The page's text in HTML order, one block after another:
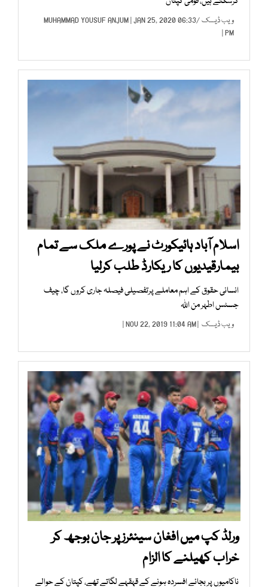
ویب ڈیسک/
MUHAMMAD YOUSUF ANJUM| JAN 25, 2020 06:33
PM |
اسلام آباد ہائیکورٹ نے پورے ملک سے تمام
بیمارقیدیوں کا ریکارڈ طلب کرلیا
انسانی حقوق کے اہم معاملے پرتفصیلی فیصلہ جاری کروں گا، چیف
جسٹس اطہر من اللہ
ویب ڈیسک | NOV 22, 2019 11:04 AM |
ورلڈ کپ میں افغان سینئرز پر جان بوجھ کر
خراب کھیلنے کا الزام
ناکامیوں پر بجائے افسردہ ہونے کے قہقہے لگاتے تھے، کپتان کے حوالے